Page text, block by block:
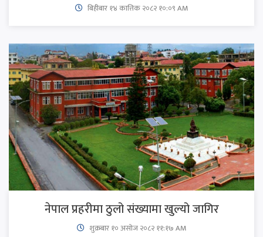
बिहीबार १४ कात्तिक २०८२ १०:०९ AM
नेपाल प्रहरीमा ठुलो संख्यामा खुल्यो जागिर
शुक्रबार​ १० असोज २०८२ ११:१७ AM